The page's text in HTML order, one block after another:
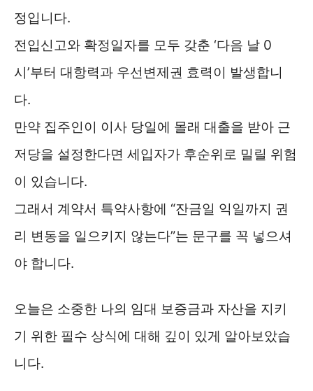
정입니다.
전입신고와 확정일자를 모두 갖춘 ‘다음 날 0
시’부터 대항력과 우선변제권 효력이 발생합니
다.
만약 집주인이 이사 당일에 몰래 대출을 받아 근
저당을 설정한다면 세입자가 후순위로 밀릴 위험
이 있습니다.
그래서 계약서 특약사항에 “잔금일 익일까지 권
리 변동을 일으키지 않는다”는 문구를 꼭 넣으셔
야 합니다.
오늘은 소중한 나의 임대 보증금과 자산을 지키
기 위한 필수 상식에 대해 깊이 있게 알아보았습
니다.